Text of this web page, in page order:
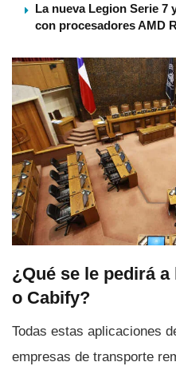
La nueva Legion Serie 7
con procesadores AMD
¿Qué se le pedirá
o Cabify?
Todas estas aplicaciones
empresas de transporte